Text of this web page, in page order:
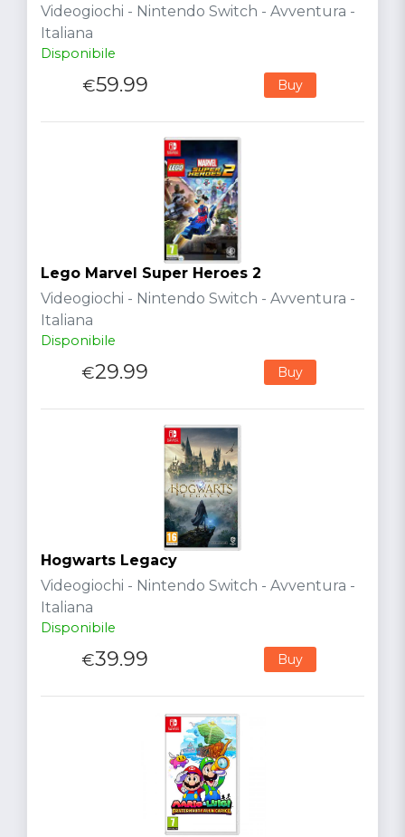
Videogiochi - Nintendo Switch - Avventura -
Italiana
Disponibile
€59.99 Buy
Lego Marvel Super Heroes 2
Videogiochi - Nintendo Switch - Avventura -
Italiana
Disponibile
€29.99 Buy
Hogwarts Legacy
Videogiochi - Nintendo Switch - Avventura -
Italiana
Disponibile
€39.99 Buy